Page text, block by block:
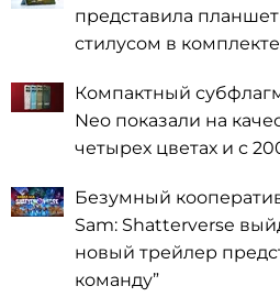
представила
стилусом в комплекте
Компактный
Neo показали на
четырех цветах и с
Безумный
Sam: Shatterverse
новый трейлер
команду”